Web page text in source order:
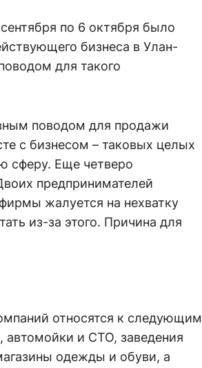
по 6 октября было
бизнеса в Улан-
для такого
поводом для продажи
с бизнесом – таковых целых
сферу. Еще четверо
предпринимателей
жалуется на нехватку
из-за этого. Причина для
относятся к следующим
автомойки и СТО, заведения
одежды и обуви, а